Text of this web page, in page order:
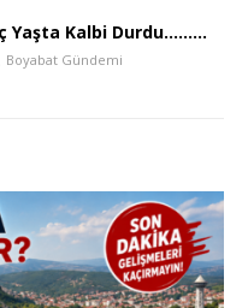
Yaşta Kalbi Durdu………
Boyabat Gündemi